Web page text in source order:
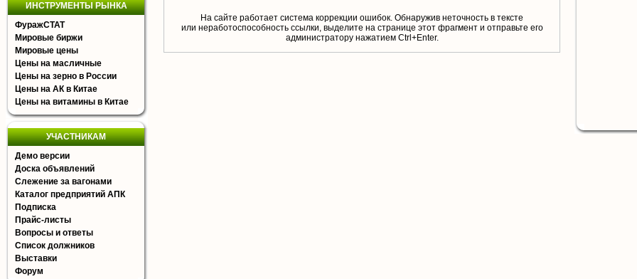
ИНСТРУМЕНТЫ РЫНКА
ФуражСТАТ
Мировые биржи
Мировые цены
Цены на масличные
Цены на зерно в России
Цены на АК в Китае
Цены на витамины в Китае
УЧАСТНИКАМ
Демо версии
Доска объявлений
Слежение за вагонами
Каталог предприятий АПК
Подписка
Прайс-листы
Вопросы и ответы
Список должников
Выставки
Форум
На сайте работает система коррекции ошибок. Обнаружив неточность в тексте
или неработоспособность ссылки, выделите на странице этот фрагмент и отправьте его
aдминистратору нажатием Ctrl+Enter.